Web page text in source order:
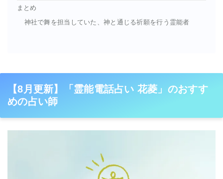
まとめ
神社で舞を担当していた、神と通じる祈願を行う霊能者
【8月更新】「霊能電話占い 花菱」のおすす
めの占い師